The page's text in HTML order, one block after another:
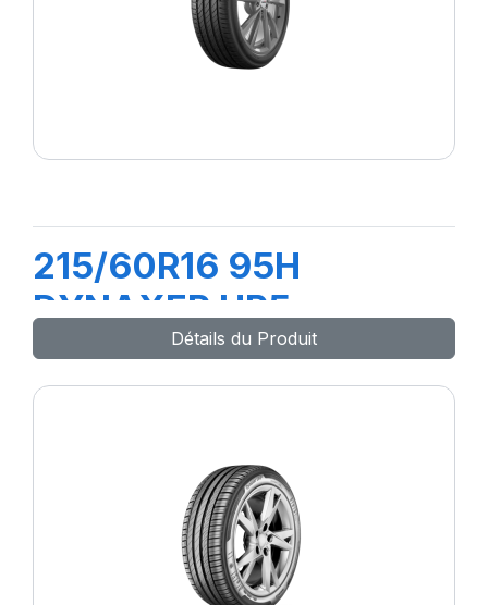
215/60R16 95H
DYNAXER HP5
Détails du Produit